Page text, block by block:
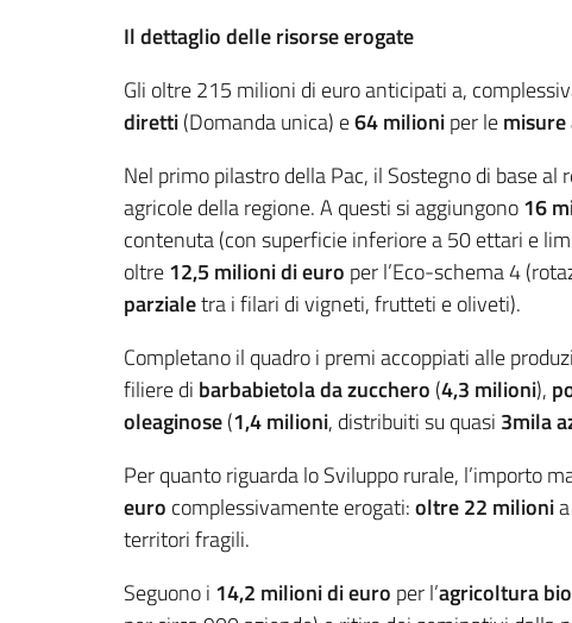
Il dettaglio delle risorse erogate
Gli oltre 215 milioni di euro anticipati a,
diretti(Domanda unica) e64 milioniper le
Nel primo pilastro della Pac, il Sostegno di base
agricole della regione. A questi si aggiungono16
contenuta (con superficie inferiore a 50 ettari e
oltre12,5 milioni di euro per l’Eco-schema 4
parzialetra i filari di vigneti, frutteti e oliveti).
Completano il quadro i premi accoppiati alle
filiere di barbabietola da zucchero (4,3 milioni),
oleaginose(1,4 milioni, distribuiti su quasi 3mila
Per quanto riguarda lo Sviluppo rurale, l’importo
euro complessivamente erogati:oltre 22 milioni
territori fragili.
Seguono i 14,2 milioni di euro per l’agricoltura